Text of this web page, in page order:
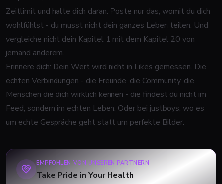
Zeitlimit und halte dich daran. Poste nur das, womit du dich
wohlfühlst - du musst nicht dein ganzes Leben teilen. Und
vergleiche nicht dein Kapitel 1 mit dem Kapitel 20 von
jemand anderem.
Erinnere dich: Dein Wert wird nicht in Likes gemessen. Die
echten Verbindungen - die Freunde, die Community, die
Menschen die dich wirklich kennen - die findest du nicht im
Feed, sondern im echten Leben. Oder bei justboys, wo es
um echte Gespräche geht statt um perfekte Bilder.
EMPFOHLEN VON UNSEREN PARTNERN
Take Pride in Your Health